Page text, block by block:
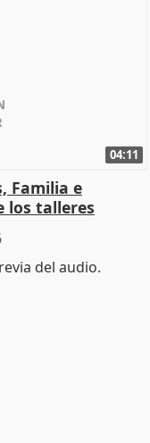
04:11
Familia e
los talleres